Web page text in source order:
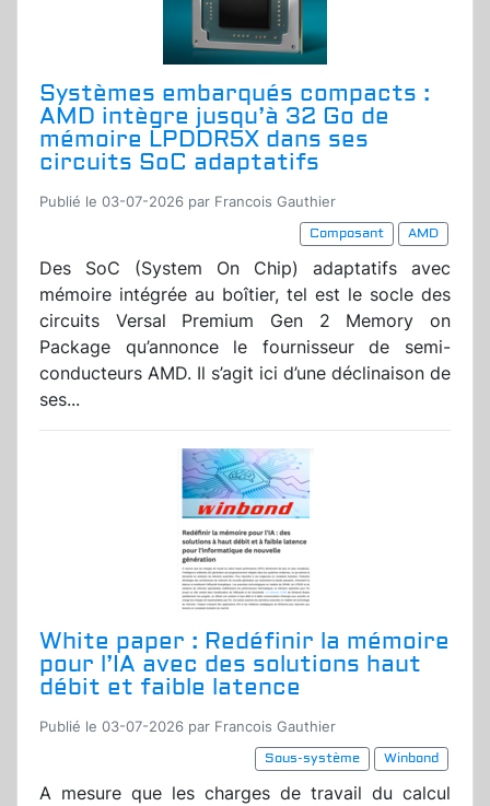
Systèmes embarqués compacts :
AMD intègre jusqu’à 32 Go de
mémoire LPDDR5X dans ses
circuits SoC adaptatifs
Publié le 03-07-2026 par Francois Gauthier
Composant
AMD
Des SoC (System On Chip) adaptatifs avec
mémoire intégrée au boîtier, tel est le socle des
circuits Versal Premium Gen 2 Memory on
Package qu’annonce le fournisseur de semi-
conducteurs AMD. Il s’agit ici d’une déclinaison de
ses...
White paper : Redéfinir la mémoire
pour l’IA avec des solutions haut
débit et faible latence
Publié le 03-07-2026 par Francois Gauthier
Sous-système
Winbond
A mesure que les charges de travail du calcul